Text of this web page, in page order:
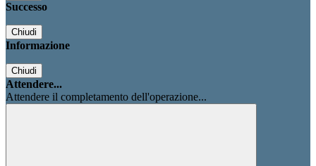
Successo
Chiudi
Informazione
Chiudi
Attendere...
Attendere il completamento dell'operazione...